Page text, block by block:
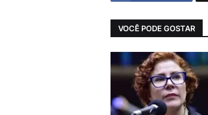
VOCÊ PODE GOSTAR